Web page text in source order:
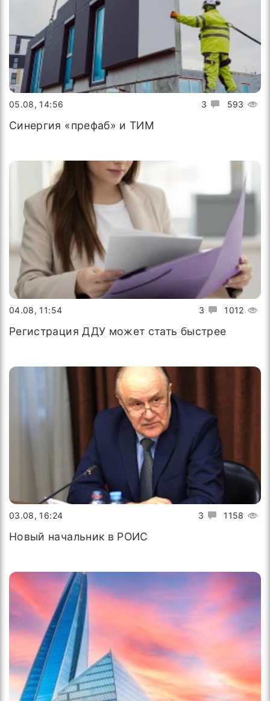
3 593
05.08, 14:56
Синергия «префаб» и ТИМ
3 1012
04.08, 11:54
Регистрация ДДУ может стать быстрее
3 1158
03.08, 16:24
Новый начальник в РОИС